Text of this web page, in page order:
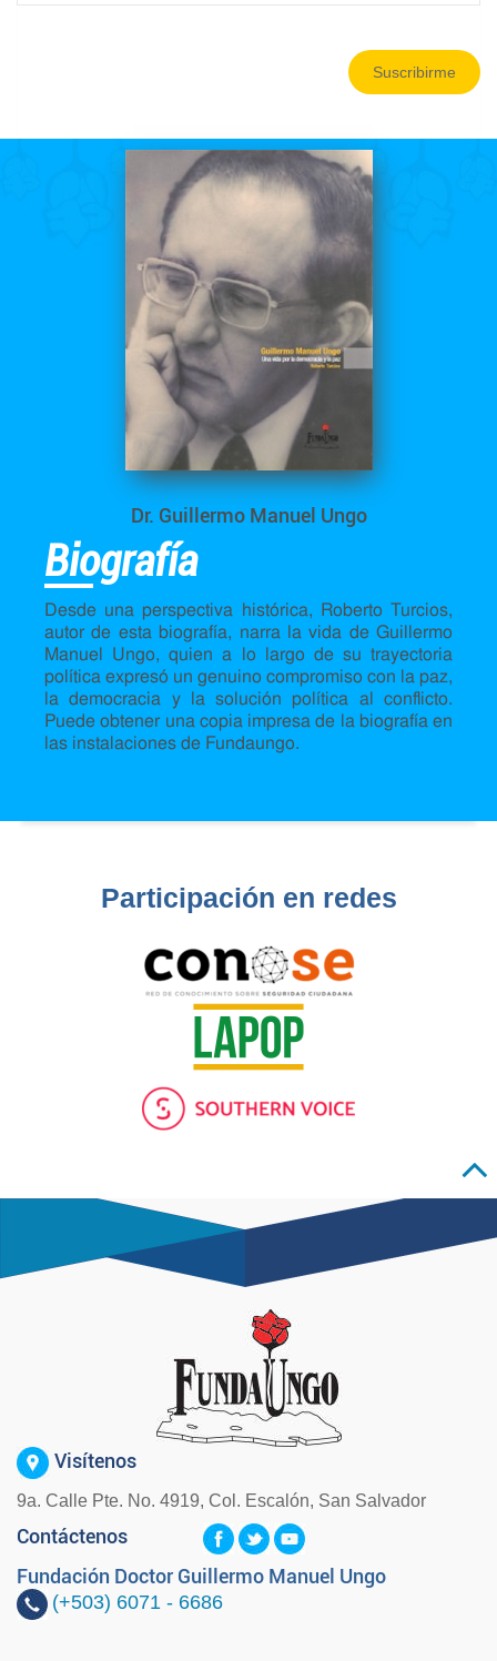
Suscribirme
Dr. Guillermo Manuel Ungo
Biografía
Desde una perspectiva histórica, Roberto Turcios,
autor de esta biografía, narra la vida de Guillermo
Manuel Ungo, quien a lo largo de su trayectoria
política expresó un genuino compromiso con la paz,
la democracia y la solución política al conflicto.
Puede obtener una copia impresa de la biografía en
las instalaciones de Fundaungo.
Participación en redes
Visítenos
9a. Calle Pte. No. 4919, Col. Escalón, San Salvador
Contáctenos
Fundación Doctor Guillermo Manuel Ungo
(+503) 6071 - 6686